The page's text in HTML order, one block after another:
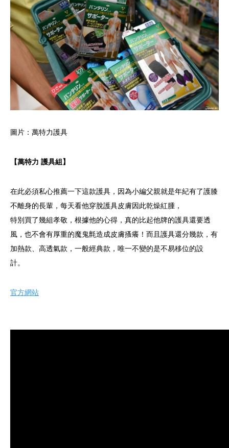
圖片：萬特力護具
【萬特力 護具組】
在此必須私心推薦一下這款護具，因為小編父親就是年紀有了護膝
不離身的長輩，每天看他穿脫護具皮膚因此乾燥紅腫，
特別買了幾組孝敬，根據他的心得，真的比起他牌的護具還要透
風，也不會有厚重的魔鬼氈造成皮膚搔癢！而且護具還分幾款，有
加熱款、高透氣款，一般經典款，唯一不變的是不易移位的設
計。
官方網站